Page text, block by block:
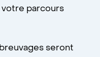
parcours
seront